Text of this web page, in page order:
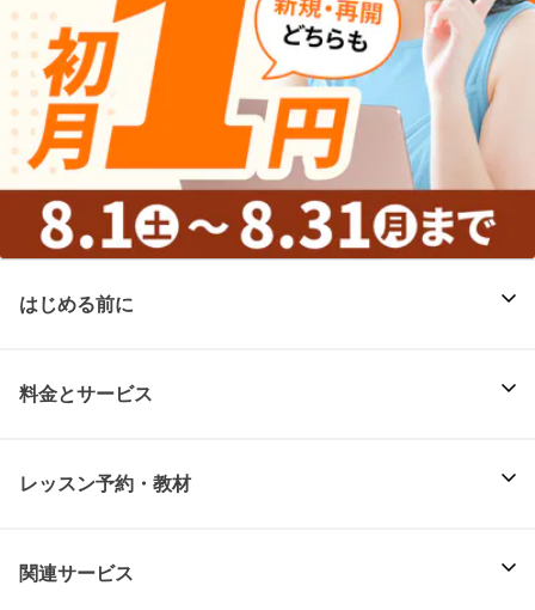
はじめる前に
料金とサービス
レッスン予約・教材
関連サービス